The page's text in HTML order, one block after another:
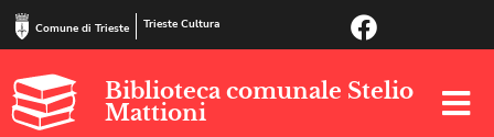
Comune di Trieste Trieste Cultura
Biblioteca comunale Stelio
Mattioni